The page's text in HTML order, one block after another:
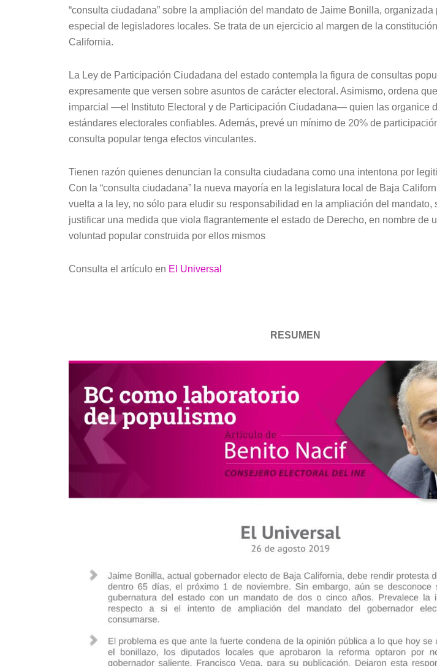
“consulta ciudadana” sobre la ampliación del mandato de Jaime Bonilla, organizada
especial de legisladores locales. Se trata de un ejercicio al margen de la
California.
La Ley de Participación Ciudadana del estado contempla la figura de consultas
expresamente que versen sobre asuntos de carácter electoral. Asimismo, ordena
imparcial —el Instituto Electoral y de Participación Ciudadana— quien las organice
estándares electorales confiables. Además, prevé un mínimo de 20% de
consulta popular tenga efectos vinculantes.
Tienen razón quienes denuncian la consulta ciudadana como una intentona por
Con la “consulta ciudadana” la nueva mayoría en la legislatura local de Baja
vuelta a la ley, no sólo para eludir su responsabilidad en la ampliación del mandato,
justificar una medida que viola flagrantemente el estado de Derecho, en nombre de
voluntad popular construida por ellos mismos
Consulta el artículo en El Universal
RESUMEN